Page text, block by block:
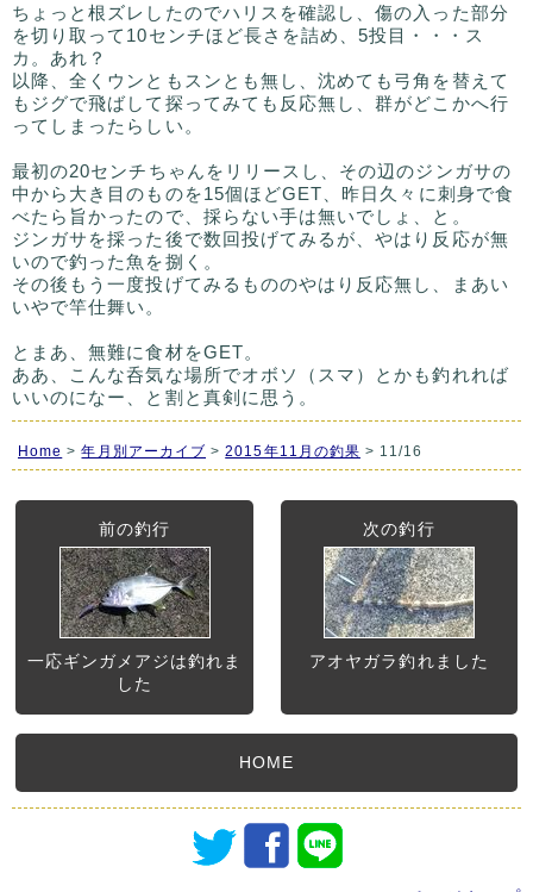
ちょっと根ズレしたのでハリスを確認し、傷の入った部分
を切り取って10センチほど長さを詰め、5投目・・・ス
カ。あれ？
以降、全くウンともスンとも無し、沈めても弓角を替えて
もジグで飛ばして探ってみても反応無し、群がどこかへ行
ってしまったらしい。
最初の20センチちゃんをリリースし、その辺のジンガサの
中から大き目のものを15個ほどGET、昨日久々に刺身で食
べたら旨かったので、採らない手は無いでしょ、と。
ジンガサを採った後で数回投げてみるが、やはり反応が無
いので釣った魚を捌く。
その後もう一度投げてみるもののやはり反応無し、まあい
いやで竿仕舞い。
とまあ、無難に食材をGET。
ああ、こんな呑気な場所でオボソ（スマ）とかも釣れれば
いいのになー、と割と真剣に思う。
Home >年月別アーカイブ >2015年11月の釣果 > 11/16
前の釣行
一応ギンガメアジは釣れま
した
次の釣行
アオヤガラ釣れました
HOME